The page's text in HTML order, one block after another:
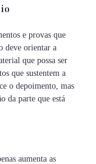
e provas que
deve orientar a
que possa ser
que sustentem a
o depoimento, mas
da parte que está
aumenta as